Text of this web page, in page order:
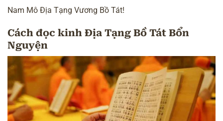
Nam Mô Địa Tạng Vương Bồ Tát!
Cách đọc kinh Địa Tạng Bồ Tát Bổn
Nguyện